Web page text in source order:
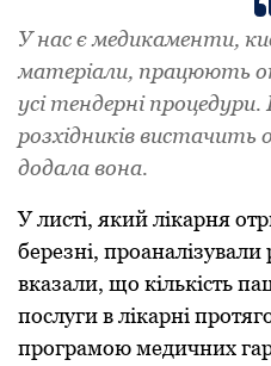
У нас є медикаменти,
матеріали, працюють
усі тендерні процедури.
розхідників вистачить
додала вона.
У листі, який лікарня
березні, проаналізували
вказали, що кількість
послуги в лікарні
програмою медичних